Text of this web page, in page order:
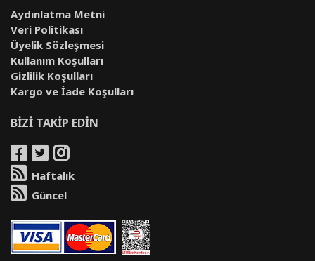
Aydınlatma Metni
Veri Politikası
Üyelik Sözleşmesi
Kullanım Koşulları
Gizlilik Koşulları
Kargo ve İade Koşulları
BİZİ TAKİP EDİN
Haftalık
Güncel